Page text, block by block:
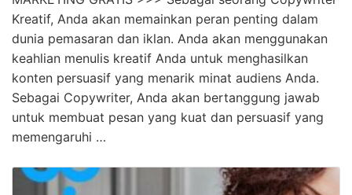
Kreatif, Anda akan memainkan peran penting dalam
dunia pemasaran dan iklan. Anda akan menggunakan
keahlian menulis kreatif Anda untuk menghasilkan
konten persuasif yang menarik minat audiens Anda.
Sebagai Copywriter, Anda akan bertanggung jawab
untuk membuat pesan yang kuat dan persuasif yang
memengaruhi …